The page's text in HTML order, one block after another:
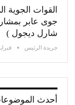
القوات الجوية
جوى عابر
شارل ديجول )
جريدة الرئيس فبراير 18,
أحدث